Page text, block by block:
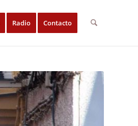
Radio Contacto